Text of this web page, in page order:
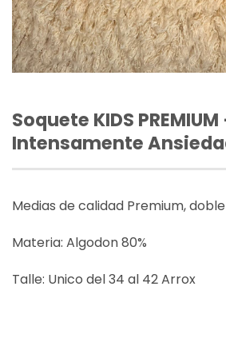
Soquete KIDS PREMIUM
Intensamente
Medias de calidad Premium,
Materia: Algodon 80%
Talle: Unico del 34 al 42 Arrox